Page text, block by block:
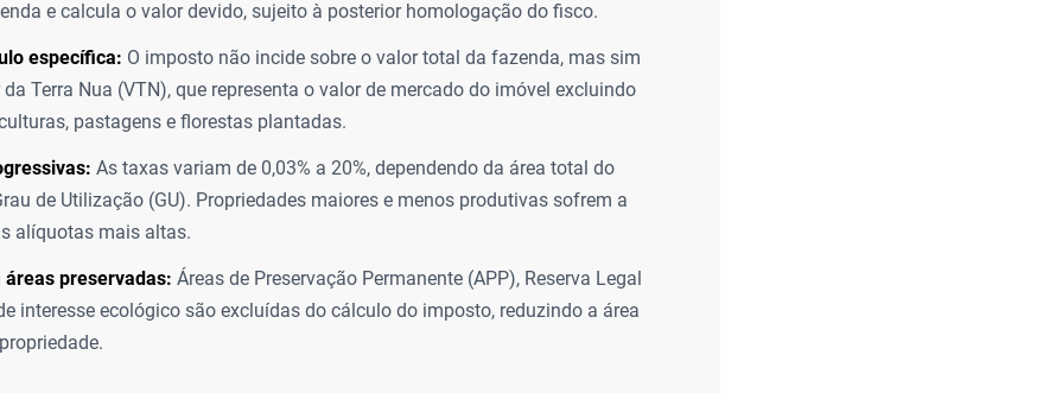
e calcula o valor devido, sujeito à posterior homologação do fisco.
específica: O imposto não incide sobre o valor total da fazenda, mas sim
Terra Nua (VTN), que representa o valor de mercado do imóvel excluindo
pastagens e florestas plantadas.
As taxas variam de 0,03% a 20%, dependendo da área total do
de Utilização (GU). Propriedades maiores e menos produtivas sofrem a
alíquotas mais altas.
áreas preservadas: Áreas de Preservação Permanente (APP), Reserva Legal
interesse ecológico são excluídas do cálculo do imposto, reduzindo a área